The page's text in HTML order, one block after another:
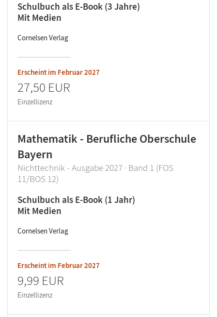
Schulbuch als E-Book (3 Jahre)
Mit Medien
Cornelsen Verlag
Erscheint im Februar 2027
27,50 EUR
Einzellizenz
Mathematik - Berufliche Oberschule
Bayern
Nichttechnik - Ausgabe 2027 · Band 1 (FOS
11/BOS 12)
Schulbuch als E-Book (1 Jahr)
Mit Medien
Cornelsen Verlag
Erscheint im Februar 2027
9,99 EUR
Einzellizenz